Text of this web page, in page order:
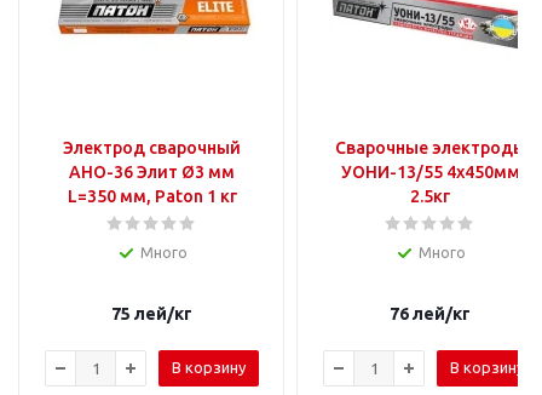
Электрод сварочный
АНО-36 Элит Ø3 мм
L=350 мм, Paton 1 кг
Много
75 лей/кг
В корзину
Сварочные электроды
УОНИ-13/55 4x450мм
2.5кг
Много
76лей/кг
В корзину